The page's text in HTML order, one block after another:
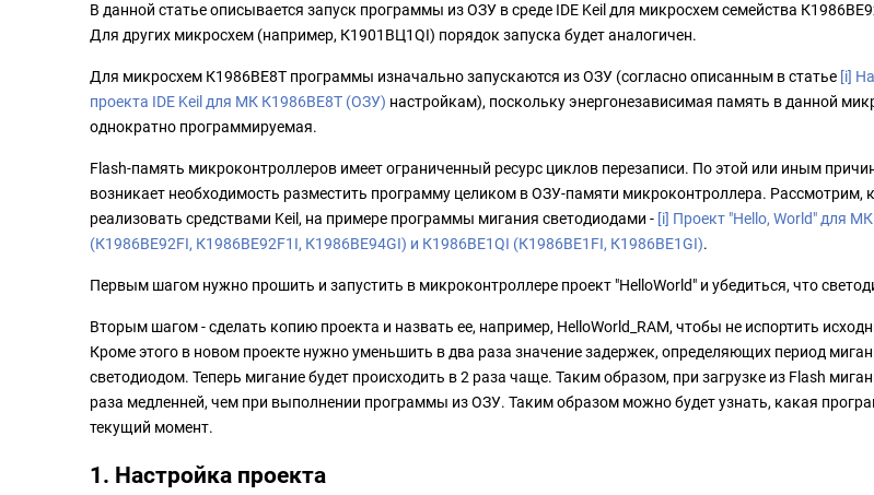
В данной статье описывается запуск программы из ОЗУ в среде IDE Keil для микросхем семейства
Для других микросхем (например, К1901ВЦ1QI) порядок запуска будет аналогичен.
Для микросхем К1986ВЕ8Т программы изначально запускаются из ОЗУ (согласно описанным в статье [i]
проекта IDE Keil для МК К1986ВЕ8Т (ОЗУ) настройкам), поскольку энергонезависимая память в данной
однократно программируемая.
Flash-память микроконтроллеров имеет ограниченный ресурс циклов перезаписи. По этой или иным
возникает необходимость разместить программу целиком в ОЗУ-памяти микроконтроллера. Рассмотрим,
реализовать средствами Keil, на примере программы мигания светодиодами - [i] Проект "Hello, World" для
(К1986ВЕ92FI, К1986ВЕ92F1I, К1986ВЕ94GI) и К1986ВЕ1QI (К1986ВЕ1FI, К1986ВЕ1GI).
Первым шагом нужно прошить и запустить в микроконтроллере проект "HelloWorld" и убедиться, что
Вторым шагом - сделать копию проекта и назвать ее, например, HelloWorld_RAM, чтобы не испортить
Кроме этого в новом проекте нужно уменьшить в два раза значение задержек, определяющих период
светодиодом. Теперь мигание будет происходить в 2 раза чаще. Таким образом, при загрузке из Flash
раза медленней, чем при выполнении программы из ОЗУ. Таким образом можно будет узнать, какая
текущий момент.
1. Настройка проекта